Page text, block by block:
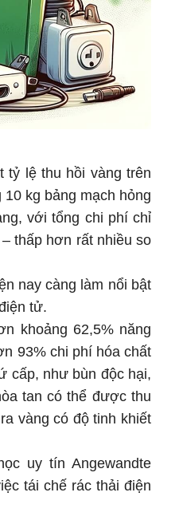
tỷ lệ thu hồi vàng trên
kg bảng mạch hỏng
với tổng chi phí chỉ
thấp hơn rất nhiều so
nay càng làm nổi bật
tử.
khoảng 62,5% năng
93% chi phí hóa chất
cấp, như bùn độc hại,
tan có thể được thu
vàng có độ tinh khiết
uy tín Angewandte
tái chế rác thải điện